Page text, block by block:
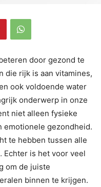
door gezond te
die rijk is aan vitamines,
ook voldoende water
onderwerp in onze
niet alleen fysieke
emotionele gezondheid.
te hebben tussen alle
Echter is het voor veel
om de juiste
binnen te krijgen.